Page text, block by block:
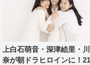
上白石萌音・深津絵里・
奈が朝ドラヒロインに！